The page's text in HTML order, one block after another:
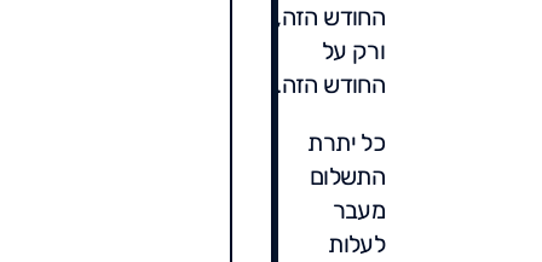
החודש הזה,
ורק על
החודש הזה.
כל יתרת
התשלום
מעבר
לעלות